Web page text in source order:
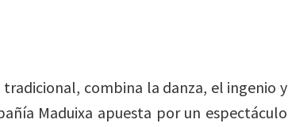
tradicional, combina la danza, el ingenio y
Maduixa apuesta por un espectáculo